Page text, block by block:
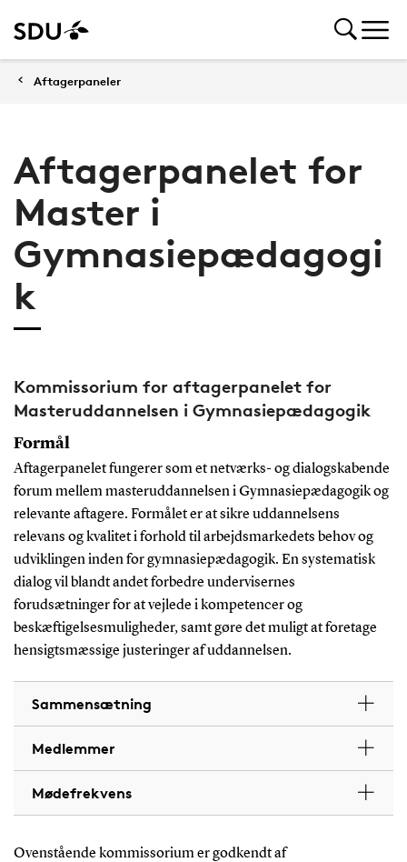
Aftagerpaneler
Aftagerpanelet for
Master i
Gymnasiepædagogi
k
Kommissorium for aftagerpanelet for
Masteruddannelsen i Gymnasiepædagogik
Formål
Aftagerpanelet fungerer som et netværks- og dialogskabende
forum mellem masteruddannelsen i Gymnasiepædagogik og
relevante aftagere. Formålet er at sikre uddannelsens
relevans og kvalitet i forhold til arbejdsmarkedets behov og
udviklingen inden for gymnasiepædagogik. En systematisk
dialog vil blandt andet forbedre undervisernes
forudsætninger for at vejlede i kompetencer og
beskæftigelsesmuligheder, samt gøre det muligt at foretage
hensigtsmæssige justeringer af uddannelsen.
Sammensætning
Medlemmer
Mødefrekvens
Ovenstående kommissorium er godkendt af